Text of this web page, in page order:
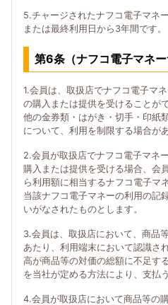
5.チャージされたナフコ電子マネ
または最終利用日から3年間です。
第6条（ナフコ電子マネー
1.会員は、取扱店でナフコ電子マ
の購入または提供を受けることが
他の金券類・はがき・切手・印紙
について、利用を制限する場合が
2.会員が取扱店でナフコ電子マネ
購入または提供を受ける場合、会
ら利用額に相当するナフコ電子マ
当該ナフコ電子マネーの利用の記
いがなされたものとします。
3.会員は、取扱店において、商品
あたり、利用端末において認識さ
高が商品等の対価の総額に不足す
を当社が定める方法により、支払
4.会員が取扱店において商品等の